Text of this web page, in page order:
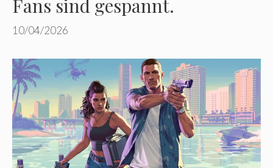
Fans sind gespannt.
10/04/2026